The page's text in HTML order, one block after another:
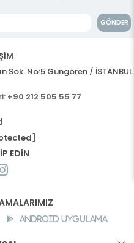
GÖNDER
Sok. No:5 Güngören / İSTANBUL
+90 212 505 55 77
EDİN
Android Uygulama